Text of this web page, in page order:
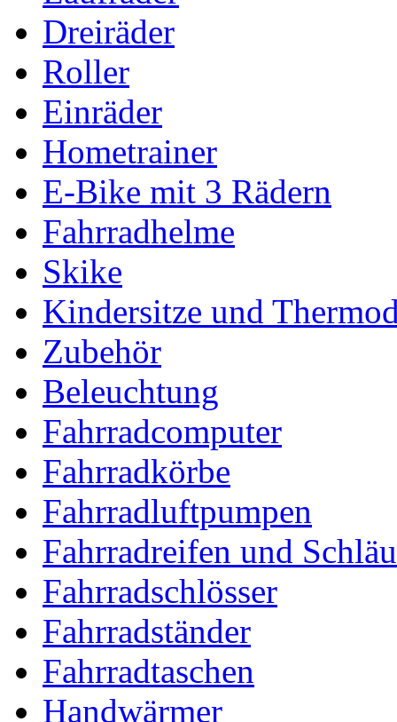
Dreiräder
Roller
Einräder
Hometrainer
E-Bike mit 3 Rädern
Fahrradhelme
Skike
Kindersitze und
Zubehör
Beleuchtung
Fahrradcomputer
Fahrradkörbe
Fahrradluftpumpen
Fahrradreifen und
Fahrradschlösser
Fahrradständer
Fahrradtaschen
Handwärmer